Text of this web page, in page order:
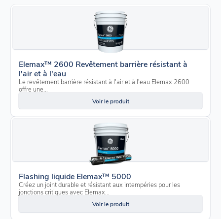
Elemax™ 2600 Revêtement barrière résistant à
l'air et à l'eau
Le revêtement barrière résistant à l'air et à l'eau Elemax 2600
offre une...
Voir le produit
Flashing liquide Elemax™ 5000
Créez un joint durable et résistant aux intempéries pour les
jonctions critiques avec Elemax...
Voir le produit